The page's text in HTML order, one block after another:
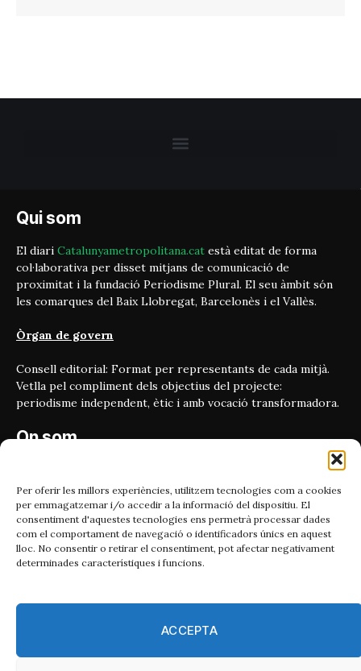
Per oferir les millors experiències, utilitzem tecnologies com a cookies
per emmagatzemar i/o accedir a la informació del dispositiu. El
consentiment d'aquestes tecnologies ens permetrà processar dades
com el comportament de navegació o identificadors únics en aquest
lloc. No consentir o retirar el consentiment, pot afectar negativament
determinades característiques i funcions.
ACCEPTA
Qui som
El diari Catalunyametropolitana.cat està editat de forma
col·laborativa per disset mitjans de comunicació de
proximitat i la fundació Periodisme Plural. El seu àmbit són
les comarques del Baix Llobregat, Barcelonès i el Vallès.
Òrgan de govern
Consell editorial: Format per representants de cada mitjà.
Vetlla pel compliment dels objectius del projecte:
periodisme independent, ètic i amb vocació transformadora.
On som
08010, Barcelona
Contacta'ns
Email:
catmet@periodismeplural.cat
Telèfon: